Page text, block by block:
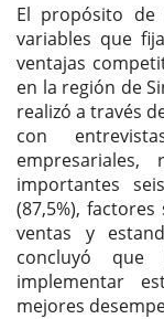
El propósito de
variables que
ventajas
en la región de
realizó a través
con
empresariales,
importantes
(87,5%),
ventas y
concluyó que
implementar
mejores